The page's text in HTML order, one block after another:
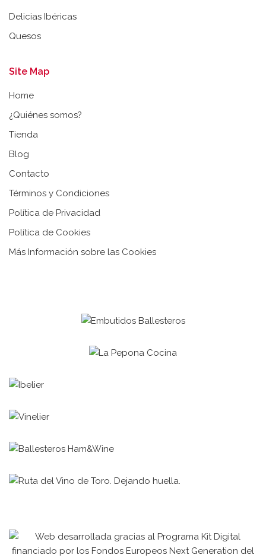
Delicias Ibéricas
Quesos
Site Map
Home
¿Quiénes somos?
Tienda
Blog
Contacto
Términos y Condiciones
Política de Privacidad
Política de Cookies
Más Información sobre las Cookies